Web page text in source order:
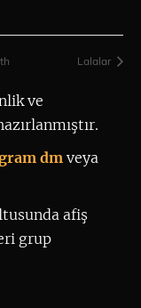
Lalalar
ve
dm
afiş
grup